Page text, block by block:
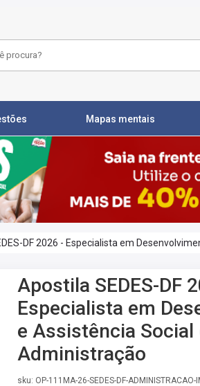
Mapas mentais
DF 2026 - Especialista em
Apostila SEDES-DF
Especialista em
e Assistência Social
Administração
sku: OP-111MA-26-SEDES-DF-ADMINISTRACAO-